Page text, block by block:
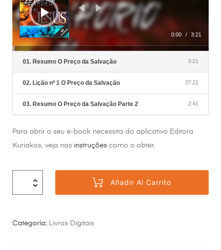
0:00 / 3:21
01. Resumo O Preço da Salvação 3:21
02. Lição nº 1 O Preço da Salvação 37:21
03. Resumo O Preço da Salvação Parte 2 2:41
Para abrir o seu e-book necessita do aplicativo Editora
Kuriakos, veja nas instruções como o obter.
Añadir Al Carrito
Categoría: Livros Digitais